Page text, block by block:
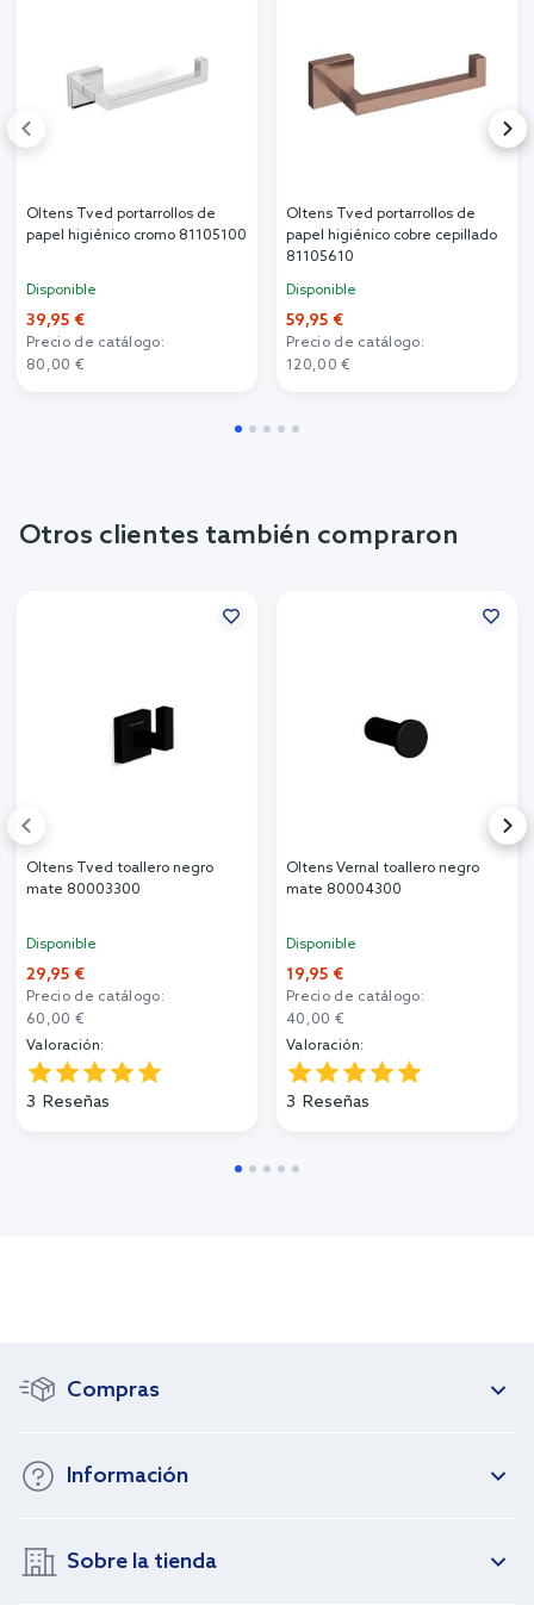
Oltens Tved portarrollos de
papel higiénico cromo 81105100
Disponible
39,95 €
Precio de catálogo:
80,00 €
Oltens Tved portarrollos de
papel higiénico cobre cepillado
81105610
Disponible
59,95 €
Precio de catálogo:
120,00 €
Otros clientes también compraron
Oltens Tved toallero negro
mate 80003300
Disponible
29,95 €
Precio de catálogo:
60,00 €
Valoración:
3 Reseñas
Oltens Vernal toallero negro
mate 80004300
Disponible
19,95 €
Precio de catálogo:
40,00 €
Valoración:
3 Reseñas
Compras
Información
Sobre la tienda